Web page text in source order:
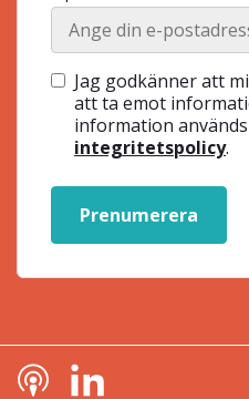
Jag godkänner att
att ta emot
information
integritetspolicy.
Prenumerera